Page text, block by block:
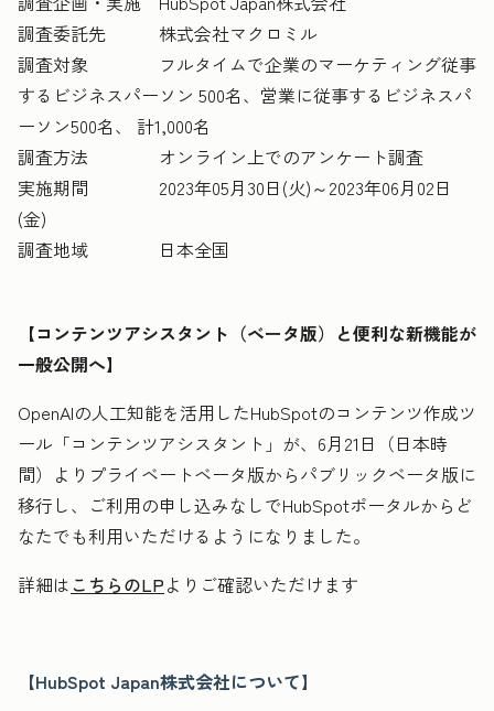
調査委託先 株式会社マクロミル
調査対象 フルタイムで企業のマーケティング従事
するビジネスパーソン 500名、営業に従事するビジネスパ
ーソン500名、 計1,000名
調査方法 オンライン上でのアンケート調査
実施期間 2023年05月30日(火)～2023年06月02日
(金)
調査地域 日本全国
【コンテンツアシスタント（ベータ版）と便利な新機能が
一般公開へ】
OpenAIの人工知能を活用したHubSpotのコンテンツ作成ツ
ール「コンテンツアシスタント」が、6月21日（日本時
間）よりプライベートベータ版からパブリックベータ版に
移行し、ご利用の申し込みなしでHubSpotポータルからど
なたでも利用いただけるようになりました。
詳細は こちらのLPよりご確認いただけます
【HubSpot Japan株式会社について】